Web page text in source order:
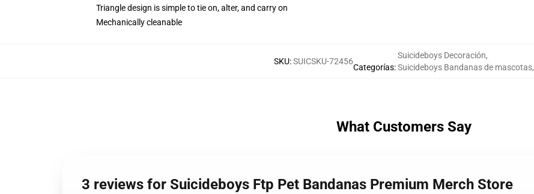
Triangle design is simple to tie on, alter, and carry on
Mechanically cleanable
SKU:SUICSKU-72456
Categorías:
Suicideboys Decoración,
Suicideboys Bandanas de mascotas,
What Customers Say
3 reviews for Suicideboys Ftp Pet Bandanas Premium Merch Store